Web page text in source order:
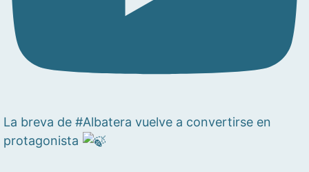
La breva de #Albatera vuelve a convertirse en
protagonista